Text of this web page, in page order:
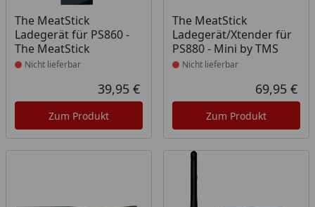
The MeatStick
Ladegerät für PS860 -
The MeatStick
Produkt nicht lieferbar
Nicht lieferbar
Aktueller Preis
39,95 €
Zum Produkt
The MeatStick
Ladegerät/Xtender für
PS880 - Mini by TMS
Produkt nicht lieferbar
Nicht lieferbar
69,95 €
Zum Produkt